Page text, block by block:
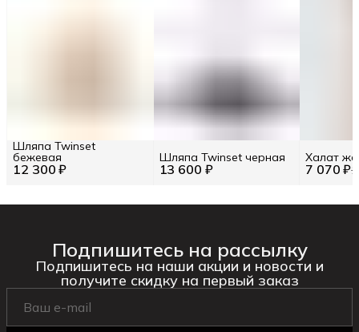
12 300 ₽
Шляпа Twinset
бежевая
13 600 ₽
Шляпа Twinset черная
7 070 ₽
Халат
Подпишитесь на рассылку
Подпишитесь на наши акции и новости и
получите скидку на первый заказ